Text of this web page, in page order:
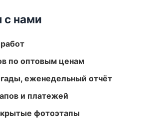
с нами
по оптовым ценам
еженедельный отчёт
и платежей
фотоэтапы